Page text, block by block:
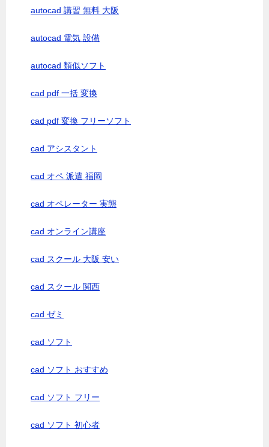
autocad 講習 無料 大阪
autocad 電気 設備
autocad 類似ソフト
cad pdf 一括 変換
cad pdf 変換 フリーソフト
cad アシスタント
cad オペ 派遣 福岡
cad オペレーター 実態
cad オンライン講座
cad スクール 大阪 安い
cad スクール 関西
cad ゼミ
cad ソフト
cad ソフト おすすめ
cad ソフト フリー
cad ソフト 初心者